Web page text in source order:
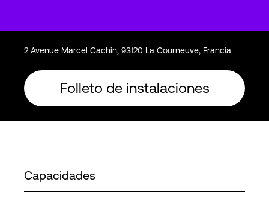
2 Avenue Marcel Cachin, 93120 La Courneuve, Francia
Folleto de instalaciones
Capacidades